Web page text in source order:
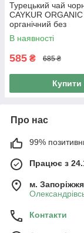
Турецький чай
CAYKUR
органічний без
ароматизаторів 400
заварний чай
В наявності
585 ₴ 685 ₴
Купити
Про нас
99%
Працює з
м. Запоріжжя
Контакти